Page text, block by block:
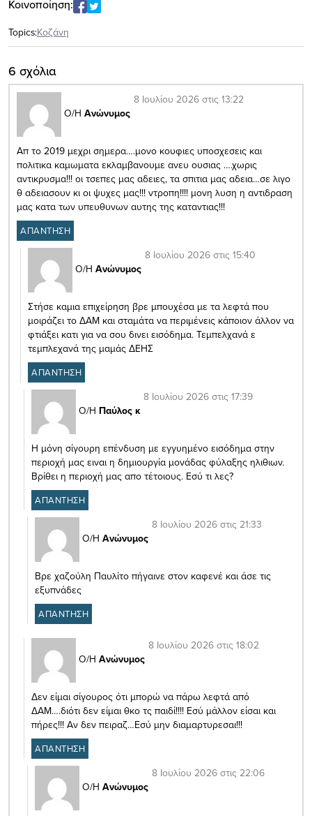
Κοινοποίηση:
Topics:Κοζάνη
6 σχόλια
Ο/Η Ανώνυμος
8 Ιουλίου 2026 στις 13:22
Απ το 2019 μεχρι σημερα….μονο κουφιες υποσχεσεις και
πολιτικα καμωματα εκλαμβανουμε ανευ ουσιας ….χωρις
αντικρυσμα!!! οι τσεπες μας αδειες, τα σπιτια μας αδεια…σε λιγο
θ αδειασουν κι οι ψυχες μας!!! ντροπη!!!! μονη λυση η αντιδραση
μας κατα των υπευθυνων αυτης της καταντιας!!!
ΑΠΑΝΤΗΣΗ
Ο/Η Ανώνυμος
8 Ιουλίου 2026 στις 15:40
Στήσε καμια επιχείρηση βρε μπουχέσα με τα λεφτά που
μοιράζει το ΔΑΜ και σταμάτα να περιμένεις κάποιον άλλον να
φτιάξει κατι για να σου δινει εισόδημα. Τεμπελχανά ε
τεμπλεχανά της μαμάς ΔΕΗΣ
ΑΠΑΝΤΗΣΗ
Ο/Η Παύλος κ
8 Ιουλίου 2026 στις 17:39
Η μόνη σίγουρη επένδυση με εγγυημένο εισόδημα στην
περιοχή μας ειναι η δημιουργία μονάδας φύλαξης ηλιθιων.
Βρίθει η περιοχή μας απο τέτοιους. Εσύ τι λες?
ΑΠΑΝΤΗΣΗ
Ο/Η Ανώνυμος
8 Ιουλίου 2026 στις 21:33
Βρε χαζούλη Παυλίτο πήγαινε στον καφενέ και άσε τις
εξυπνάδες
ΑΠΑΝΤΗΣΗ
Ο/Η Ανώνυμος
8 Ιουλίου 2026 στις 18:02
Δεν είμαι σίγουρος ότι μπορώ να πάρω λεφτά από
ΔΑΜ….διότι δεν είμαι θκο τς παιδί!!!! Εσύ μάλλον είσαι και
πήρες!!! Αν δεν πειραζ…Εσύ μην διαμαρτυρεσαι!!!
ΑΠΑΝΤΗΣΗ
Ο/Η Ανώνυμος
8 Ιουλίου 2026 στις 22:06